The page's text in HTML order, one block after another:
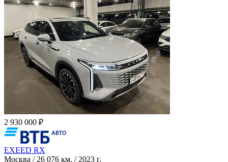
2 930 000 ₽
EXEED RX
Москва / 26 076 км. / 2023 г.